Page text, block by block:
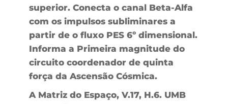
superior. Conecta o canal Beta-Alfa
com os impulsos subliminares a
partir de o fluxo PES 6º dimensional.
Informa a Primeira magnitude do
circuito coordenador de quinta
força da Ascensão Cósmica.
A Matriz do Espaço, V.17, H.6. UMB